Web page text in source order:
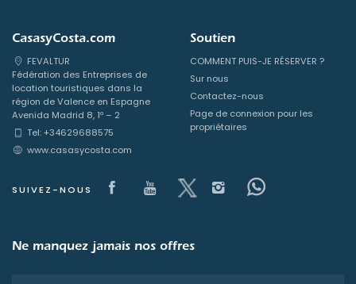
CasasyCosta.com
FEVALTUR
Fédération des Entreprises de
location touristiques dans la
région de Valence en Espagne
Avenida Madrid 8, 1º – 2
Tel: +34629688575
www.casasycosta.com
SUIVEZ-NOUS Visit our Facebook page
Visit our youtube page
Visit our x page
Visit our
Visit our
Soutien
COMMENT PUIS-JE RÉSERVER ?
Sur nous
Contactez-nous
Page de connexion pour les
propriétaires
Ne manquez jamais nos offres